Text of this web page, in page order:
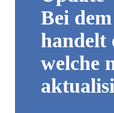
Bei
handelt
welche